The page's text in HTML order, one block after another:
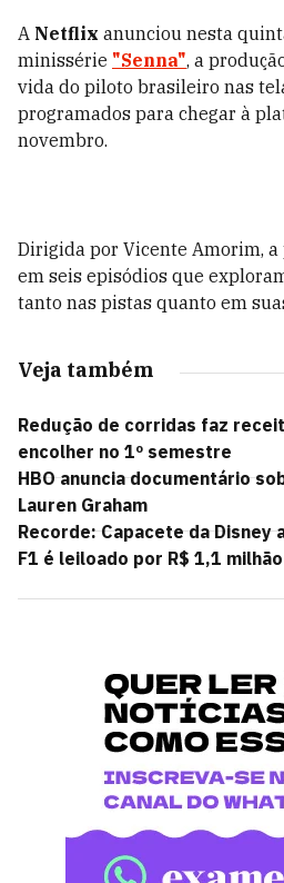
A Netflix anunciou nesta
minissérie "Senna", a
vida do piloto brasileiro nas
programados para chegar à
novembro.
Dirigida por Vicente Amorim,
em seis episódios que
tanto nas pistas quanto em
Veja também
Redução de corridas faz
encolher no 1º semestre
HBO anuncia documentário
Lauren Graham
Recorde: Capacete da Disney
F1 é leiloado por R$ 1,1 milhão